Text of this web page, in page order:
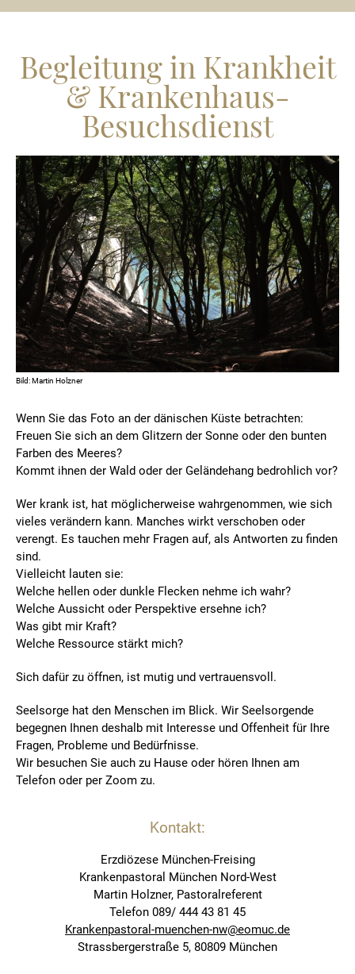
Begleitung in Krankheit
& Krankenhaus-
Besuchsdienst
Bild: Martin Holzner
Wenn Sie das Foto an der dänischen Küste betrachten:
Freuen Sie sich an dem Glitzern der Sonne oder den bunten
Farben des Meeres?
Kommt ihnen der Wald oder der Geländehang bedrohlich vor?
Wer krank ist, hat möglicherweise wahrgenommen, wie sich
vieles verändern kann. Manches wirkt verschoben oder
verengt. Es tauchen mehr Fragen auf, als Antworten zu finden
sind.
Vielleicht lauten sie:
Welche hellen oder dunkle Flecken nehme ich wahr?
Welche Aussicht oder Perspektive ersehne ich?
Was gibt mir Kraft?
Welche Ressource stärkt mich?
Sich dafür zu öffnen, ist mutig und vertrauensvoll.
Seelsorge hat den Menschen im Blick. Wir Seelsorgende
begegnen Ihnen deshalb mit Interesse und Offenheit für Ihre
Fragen, Probleme und Bedürfnisse.
Wir besuchen Sie auch zu Hause oder hören Ihnen am
Telefon oder per Zoom zu.
Kontakt:
Erzdiözese München-Freising
Krankenpastoral München Nord-West
Martin Holzner, Pastoralreferent
Telefon 089/ 444 43 81 45
Krankenpastoral-muenchen-nw@eomuc.de
Strassbergerstraße 5, 80809 München